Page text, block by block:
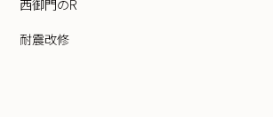
西御門のR
耐震改修